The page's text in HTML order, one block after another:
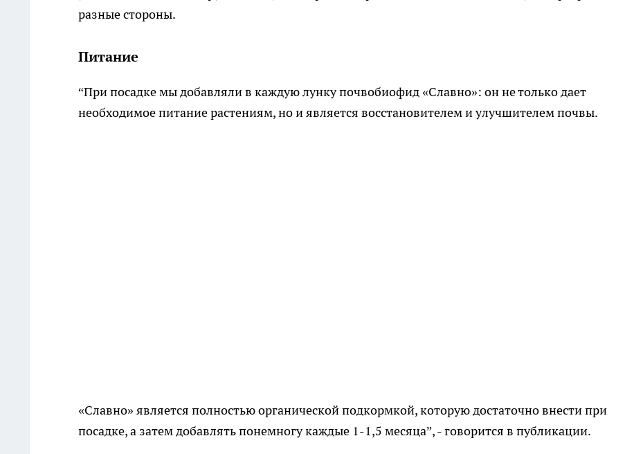
разные стороны.
Питание
“При посадке мы добавляли в каждую лунку почвобиофид «Славно»: он не только дает
необходимое питание растениям, но и является восстановителем и улучшителем почвы.
«Славно» является полностью органической подкормкой, которую достаточно внести при
посадке, а затем добавлять понемногу каждые 1-1,5 месяца”, - говорится в публикации.